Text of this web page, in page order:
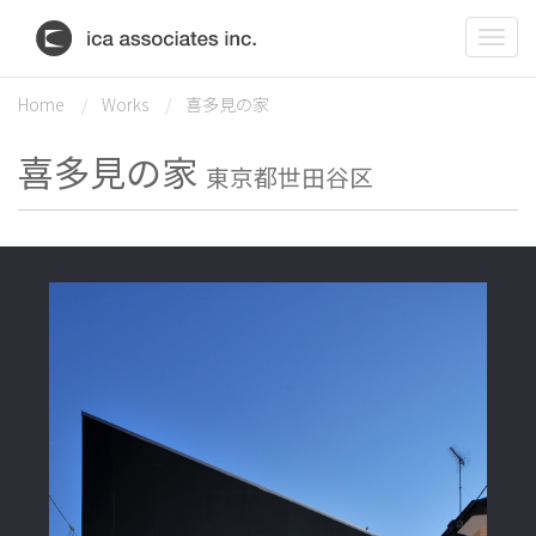
Home Works 喜多見の家
喜多見の家 東京都世田谷区